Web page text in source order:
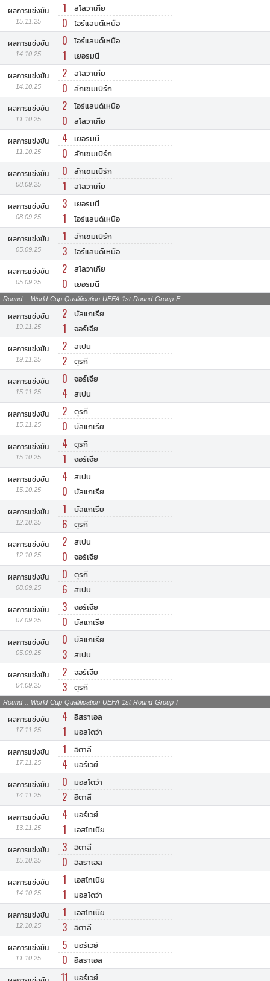
ผลการแข่งขัน
15.11.25
1 สโลวาเกีย
0 ไอร์แลนด์เหนือ
ผลการแข่งขัน
14.10.25
0 ไอร์แลนด์เหนือ
1 เยอรมนี
ผลการแข่งขัน
14.10.25
2 สโลวาเกีย
0 ลักเซมเบิร์ก
ผลการแข่งขัน
11.10.25
2 ไอร์แลนด์เหนือ
0 สโลวาเกีย
ผลการแข่งขัน
11.10.25
4 เยอรมนี
0 ลักเซมเบิร์ก
ผลการแข่งขัน
08.09.25
0 ลักเซมเบิร์ก
1 สโลวาเกีย
ผลการแข่งขัน
08.09.25
3 เยอรมนี
1 ไอร์แลนด์เหนือ
ผลการแข่งขัน
05.09.25
1 ลักเซมเบิร์ก
3 ไอร์แลนด์เหนือ
ผลการแข่งขัน
05.09.25
2 สโลวาเกีย
0 เยอรมนี
Round :: World Cup Qualification UEFA 1st Round Group E
ผลการแข่งขัน
19.11.25
2 บัลแกเรีย
1 จอร์เจีย
ผลการแข่งขัน
19.11.25
2 สเปน
2 ตุรกี
ผลการแข่งขัน
15.11.25
0 จอร์เจีย
4 สเปน
ผลการแข่งขัน
15.11.25
2 ตุรกี
0 บัลแกเรีย
ผลการแข่งขัน
15.10.25
4 ตุรกี
1 จอร์เจีย
ผลการแข่งขัน
15.10.25
4 สเปน
0 บัลแกเรีย
ผลการแข่งขัน
12.10.25
1 บัลแกเรีย
6 ตุรกี
ผลการแข่งขัน
12.10.25
2 สเปน
0 จอร์เจีย
ผลการแข่งขัน
08.09.25
0 ตุรกี
6 สเปน
ผลการแข่งขัน
07.09.25
3 จอร์เจีย
0 บัลแกเรีย
ผลการแข่งขัน
05.09.25
0 บัลแกเรีย
3 สเปน
ผลการแข่งขัน
04.09.25
2 จอร์เจีย
3 ตุรกี
Round :: World Cup Qualification UEFA 1st Round Group I
ผลการแข่งขัน
17.11.25
4 อิสราเอล
1 มอลโดว่า
ผลการแข่งขัน
17.11.25
1 อิตาลี
4 นอร์เวย์
ผลการแข่งขัน
14.11.25
0 มอลโดว่า
2 อิตาลี
ผลการแข่งขัน
13.11.25
4 นอร์เวย์
1 เอสโทเนีย
ผลการแข่งขัน
15.10.25
3 อิตาลี
0 อิสราเอล
ผลการแข่งขัน
14.10.25
1 เอสโทเนีย
1 มอลโดว่า
ผลการแข่งขัน
12.10.25
1 เอสโทเนีย
3 อิตาลี
ผลการแข่งขัน
11.10.25
5 นอร์เวย์
0 อิสราเอล
11 นอร์เวย์